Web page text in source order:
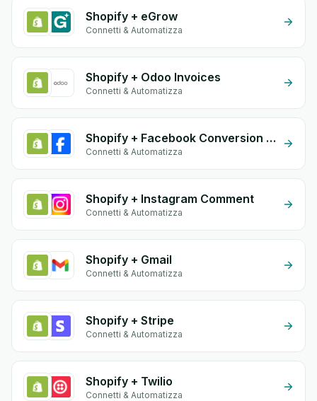
Shopify + eGrow
Connetti & Automatizza
Shopify + Odoo Invoices
Connetti & Automatizza
Shopify + Facebook Conversion API (CAPI)
Connetti & Automatizza
Shopify + Instagram Comment
Connetti & Automatizza
Shopify + Gmail
Connetti & Automatizza
Shopify + Stripe
Connetti & Automatizza
Shopify + Twilio
Connetti & Automatizza